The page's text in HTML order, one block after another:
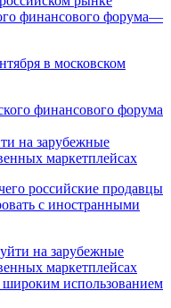
финансового форума—
в московском
на зарубежные
маркетплейсах
российские продавцы
с иностранными
широким использованием